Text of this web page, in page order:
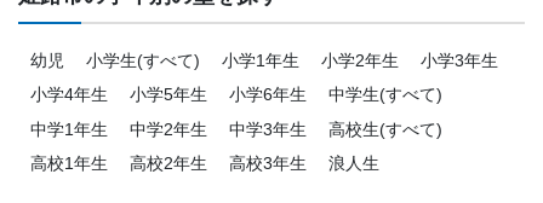
幼児 小学生(すべて) 小学1年生 小学2年生
小学3年生
小学4年生
小学5年生 小学6年生
中学生(すべて)
中学1年生
中学2年生 中学3年生
高校生(すべて)
高校1年生
高校2年生 高校3年生 浪人生